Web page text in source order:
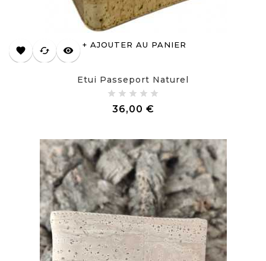
AJOUTER AU PANIER
favorite cached visibility
Etui Passeport Naturel
36,00 €Prix